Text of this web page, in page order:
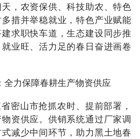
，农资保供、科技助农、特色
措并举稳就业，特色产业赋能
求职快车道，生态建设同步推
业旺、活力足的春日奋进画卷
全力保障春耕生产物资供应
密山市抢抓农时、提前部署，
资供应。供销系统通过厂家调
减少中间环节，助力黑土地春